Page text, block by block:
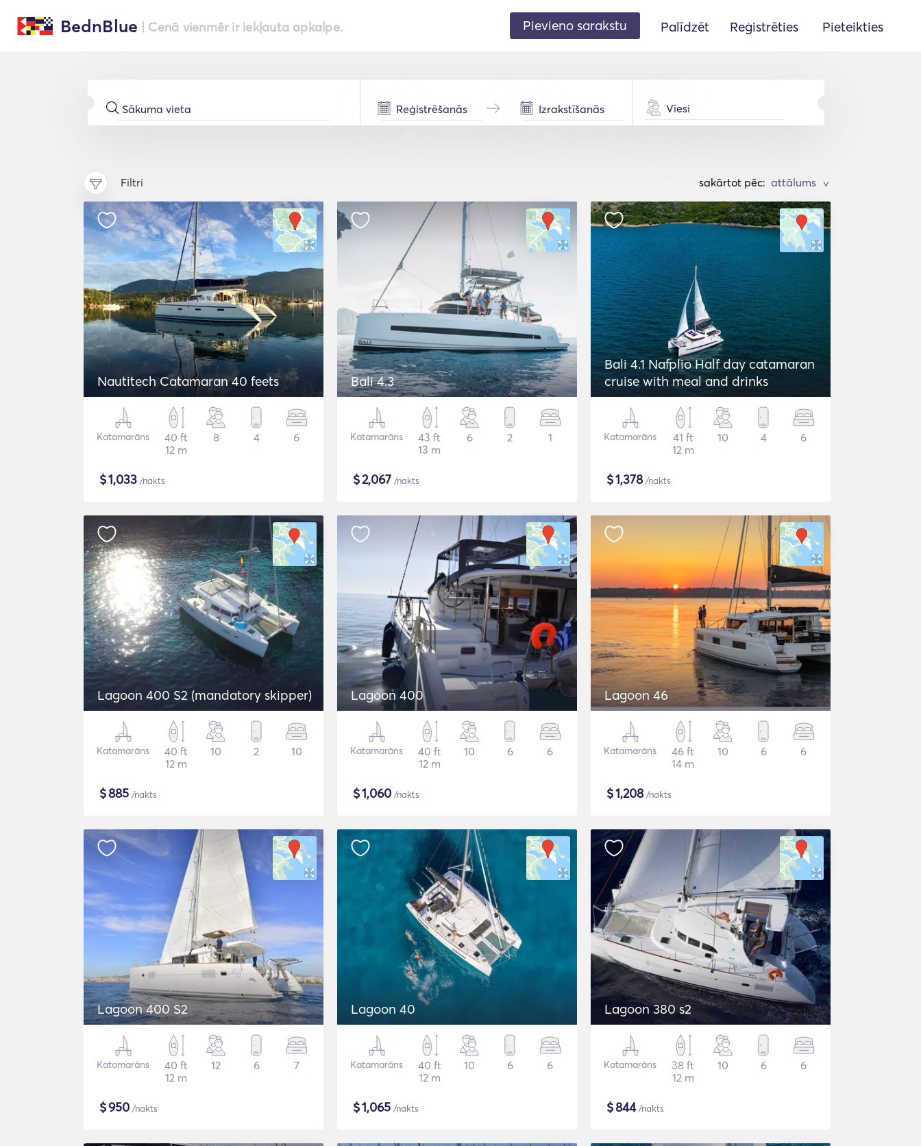
BednBlue | Cenā vienmēr ir iekļauta apkalpe. Pievieno sarakstu Palīdzēt Reģistrēties Pieteikties
Viesi
Filtri sakārtot pēc: >
Nautitech Catamaran 40 feets
Katamarāns
40 ft
12 m
8 4 6
$1,033 /nakts
Bali 4.3
Katamarāns
43 ft
13 m
6 2 1
$2,067 /nakts
Bali 4.1 Nafplio Half day catamaran
cruise with meal and drinks
Katamarāns
41 ft
12 m
10 4 6
$1,378/nakts
Lagoon 400 S2 (mandatory skipper)
Katamarāns
40 ft
12 m
10 2 10
$885 /nakts
Lagoon 400
Katamarāns
40 ft
12 m
10 6 6
$1,060 /nakts
Lagoon 46
Katamarāns
46 ft
14 m
10 6 6
$1,208/nakts
Lagoon 400 S2
Katamarāns
40 ft
12 m
12 6 7
$950 /nakts
Lagoon 40
Katamarāns
40 ft
12 m
10 6 6
$1,065 /nakts
Lagoon 380 s2
Katamarāns
38 ft
12 m
10 6 6
$844/nakts